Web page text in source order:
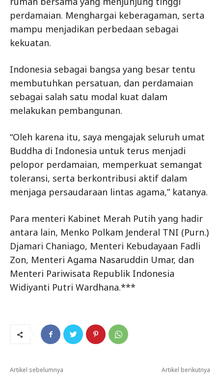
perdamaian. Menghargai keberagaman, serta
mampu menjadikan perbedaan sebagai
kekuatan.
Indonesia sebagai bangsa yang besar tentu
membutuhkan persatuan, dan perdamaian
sebagai salah satu modal kuat dalam
melakukan pembangunan.
“Oleh karena itu, saya mengajak seluruh umat
Buddha di Indonesia untuk terus menjadi
pelopor perdamaian, memperkuat semangat
toleransi, serta berkontribusi aktif dalam
menjaga persaudaraan lintas agama,” katanya.
Para menteri Kabinet Merah Putih yang hadir
antara lain, Menko Polkam Jenderal TNI (Purn.)
Djamari Chaniago, Menteri Kebudayaan Fadli
Zon, Menteri Agama Nasaruddin Umar, dan
Menteri Pariwisata Republik Indonesia
Widiyanti Putri Wardhana.***
Artikel sebelumnya Artikel berikutnya